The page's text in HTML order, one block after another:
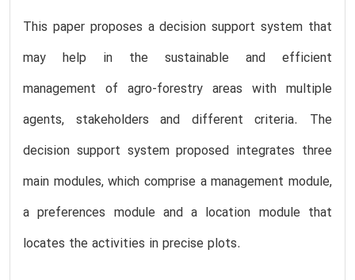
This paper proposes a decision support system that
may help in the sustainable and efficient
management of agro-forestry areas with multiple
agents, stakeholders and different criteria. The
decision support system proposed integrates three
main modules, which comprise a management module,
a preferences module and a location module that
locates the activities in precise plots.